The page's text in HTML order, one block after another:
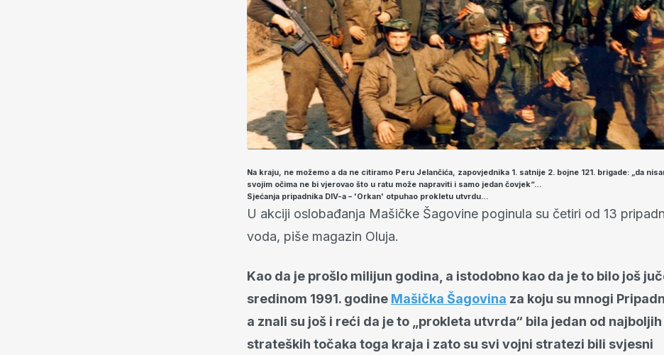
Na kraju, ne možemo a da ne citiramo Peru Jelančića, zapovjednika 1. satnije 2. bojne 121. brigade: „da
svojim očima ne bi vjerovao što u ratu može napraviti i samo jedan čovjek“…
Sjećanja pripadnika DIV-a – 'Orkan' otpuhao prokletu utvrdu…
U akciji oslobađanja Mašičke Šagovine poginula su četiri od 13
voda, piše magazin Oluja.
Kao da je prošlo milijun godina, a istodobno kao da je to bilo još
sredinom 1991. godine Mašička Šagovina za koju su mnogi
a znali su još i reći da je to „prokleta utvrda“ bila jedan od najboljih
strateških točaka toga kraja i zato su svi vojni stratezi bili svjesni